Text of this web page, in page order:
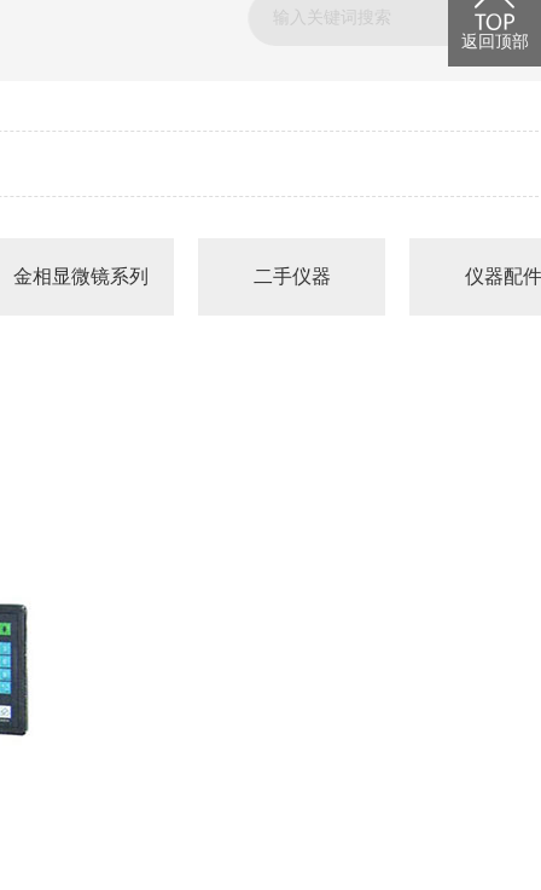
金相显微镜系列 二手仪器 仪器配件
返回顶部